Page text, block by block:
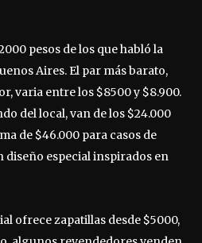
pesos de los que habló la
Aires. El par más barato,
varia entre los $8500 y $8.900.
del local, van de los $24.000
de $46.000 para casos de
especial inspirados en
ofrece zapatillas desde $5000,